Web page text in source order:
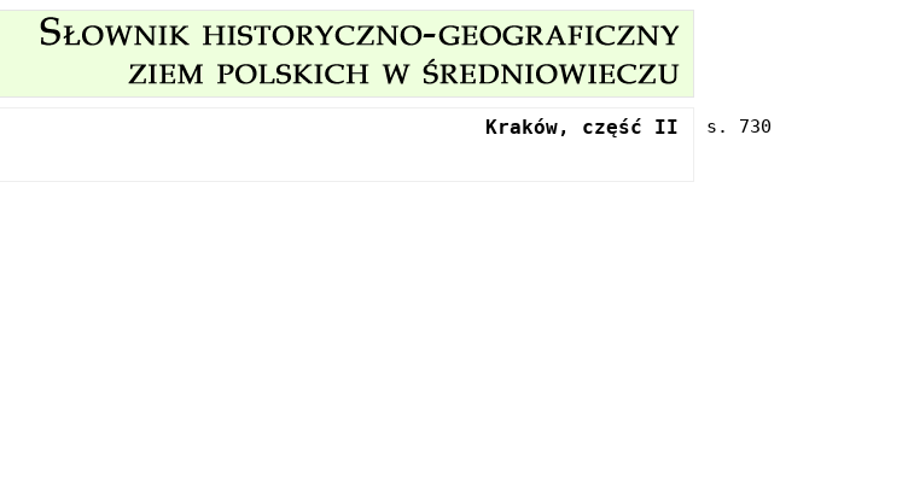
Kraków, część II